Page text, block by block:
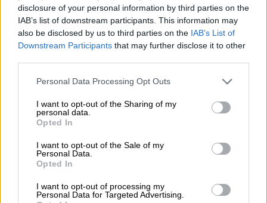
disclosure of your personal information by third parties on the
IAB’s list of downstream participants. This information may
also be disclosed by us to third parties on the IAB’s List of
Downstream Participants that may further disclose it to other
Please note that this website/app uses one or more Google
not limited to your visit or usage behaviour. You may click to
grant or deny consent to Google and its third-party tags to
use your data for below specified purposes in below Google
consent section.
Personal Data Processing Opt Outs
I want to opt-out of the Sharing of my
personal data.
Opted In
I want to opt-out of the Sale of my
Personal Data.
Opted In
I want to opt-out of processing my
Personal Data for Targeted Advertising.
Ελλάδα|27.01.2025 06:50
Αστακός: Καταστράφηκε από πυρκαγιά
η μητρόπολη του Αγίου Νικολάου, έμεινε
άθικτη η εικόνα του Αγίου
Μέσα από τις φλόγες και τους καπνούς οι
πυροσβέστες είδαν με έκπληξη την εικόνα
του Αγίου Νικολάου στον Αστακό να έχει
παραμείνει άθικτη. Μεγάλες είναι οι
καταστροφές του ιστορικού ναού που
μετράει 150 χρόνια ζωής.